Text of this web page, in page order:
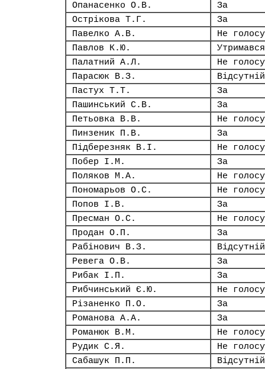
Опанасенко О.В.
За
Острікова Т.Г.
За
Павелко А.В.
Не
Павлов К.Ю.
Утримався
Палатний А.Л.
Не
Парасюк В.З.
Відсутній
Пастух Т.Т.
За
Пашинський С.В.
За
Петьовка В.В.
Не
Пинзеник П.В.
За
Підберезняк В.І.
Не
Побер І.М.
За
Поляков М.А.
Не
Пономарьов О.С.
Не
Попов І.В.
За
Пресман О.С.
Не
Продан О.П.
За
Рабінович В.З.
Відсутній
Ревега О.В.
За
Рибак І.П.
За
Рибчинський Є.Ю.
Не
Різаненко П.О.
За
Романова А.А.
За
Романюк В.М.
Не
Рудик С.Я.
Не
Сабашук П.П.
Відсутній